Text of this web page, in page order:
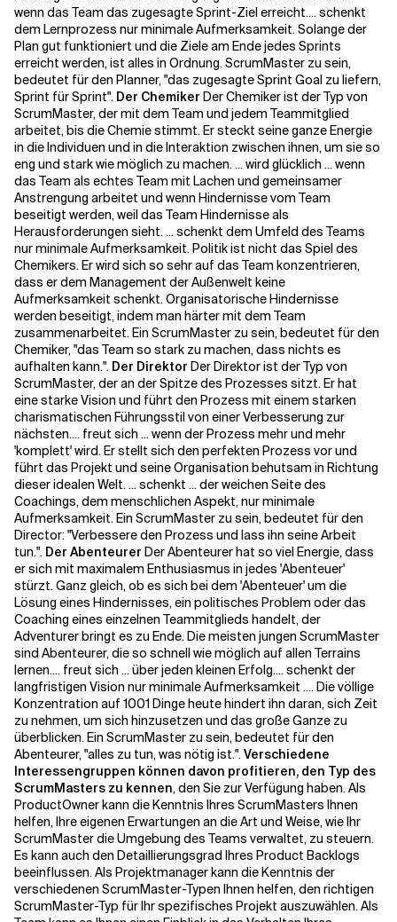
wenn das Team das zugesagte Sprint-Ziel erreicht.... schenkt
dem Lernprozess nur minimale Aufmerksamkeit. Solange der
Plan gut funktioniert und die Ziele am Ende jedes Sprints
erreicht werden, ist alles in Ordnung. ScrumMaster zu sein,
bedeutet für den Planner, "das zugesagte Sprint Goal zu liefern,
Sprint für Sprint". Der Chemiker Der Chemiker ist der Typ von
ScrumMaster, der mit dem Team und jedem Teammitglied
arbeitet, bis die Chemie stimmt. Er steckt seine ganze Energie
in die Individuen und in die Interaktion zwischen ihnen, um sie so
eng und stark wie möglich zu machen. ... wird glücklich ... wenn
das Team als echtes Team mit Lachen und gemeinsamer
Anstrengung arbeitet und wenn Hindernisse vom Team
beseitigt werden, weil das Team Hindernisse als
Herausforderungen sieht. ... schenkt dem Umfeld des Teams
nur minimale Aufmerksamkeit. Politik ist nicht das Spiel des
Chemikers. Er wird sich so sehr auf das Team konzentrieren,
dass er dem Management der Außenwelt keine
Aufmerksamkeit schenkt. Organisatorische Hindernisse
werden beseitigt, indem man härter mit dem Team
zusammenarbeitet. Ein ScrumMaster zu sein, bedeutet für den
Chemiker, "das Team so stark zu machen, dass nichts es
aufhalten kann.". Der Direktor Der Direktor ist der Typ von
ScrumMaster, der an der Spitze des Prozesses sitzt. Er hat
eine starke Vision und führt den Prozess mit einem starken
charismatischen Führungsstil von einer Verbesserung zur
nächsten.... freut sich ... wenn der Prozess mehr und mehr
'komplett' wird. Er stellt sich den perfekten Prozess vor und
führt das Projekt und seine Organisation behutsam in Richtung
dieser idealen Welt. ... schenkt ... der weichen Seite des
Coachings, dem menschlichen Aspekt, nur minimale
Aufmerksamkeit. Ein ScrumMaster zu sein, bedeutet für den
Director: "Verbessere den Prozess und lass ihn seine Arbeit
tun.". Der Abenteurer Der Abenteurer hat so viel Energie, dass
er sich mit maximalem Enthusiasmus in jedes 'Abenteuer'
stürzt. Ganz gleich, ob es sich bei dem 'Abenteuer' um die
Lösung eines Hindernisses, ein politisches Problem oder das
Coaching eines einzelnen Teammitglieds handelt, der
Adventurer bringt es zu Ende. Die meisten jungen ScrumMaster
sind Abenteurer, die so schnell wie möglich auf allen Terrains
lernen.... freut sich ... über jeden kleinen Erfolg.... schenkt der
langfristigen Vision nur minimale Aufmerksamkeit .... Die völlige
Konzentration auf 1001 Dinge heute hindert ihn daran, sich Zeit
zu nehmen, um sich hinzusetzen und das große Ganze zu
überblicken. Ein ScrumMaster zu sein, bedeutet für den
Abenteurer, "alles zu tun, was nötig ist.".Verschiedene
Interessengruppen können davon profitieren, den Typ des
ScrumMasters zu kennen, den Sie zur Verfügung haben. Als
ProductOwner kann die Kenntnis Ihres ScrumMasters Ihnen
helfen, Ihre eigenen Erwartungen an die Art und Weise, wie Ihr
ScrumMaster die Umgebung des Teams verwaltet, zu steuern.
Es kann auch den Detaillierungsgrad Ihres Product Backlogs
beeinflussen. Als Projektmanager kann die Kenntnis der
verschiedenen ScrumMaster-Typen Ihnen helfen, den richtigen
ScrumMaster-Typ für Ihr spezifisches Projekt auszuwählen. Als